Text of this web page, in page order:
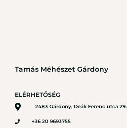
Tamás Méhészet Gárdony
ELÉRHETŐSÉG
2483 Gárdony, Deák Ferenc utca 29.
+36 20 9693755